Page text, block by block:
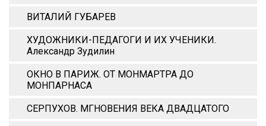
ВИТАЛИЙ ГУБАРЕВ
ХУДОЖНИКИ-ПЕДАГОГИ И ИХ УЧЕНИКИ.
Александр Зудилин
ОКНО В ПАРИЖ. ОТ МОНМАРТРА ДО
МОНПАРНАСА
СЕРПУХОВ. МГНОВЕНИЯ ВЕКА ДВАДЦАТОГО